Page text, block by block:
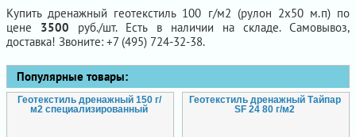
Купить дренажный геотекстиль 100 г/м2 (рулон 2х50 м.п) по
цене 3500 руб./шт. Есть в наличии на складе. Самовывоз,
доставка! Звоните: +7 (495) 724-32-38.
Популярные товары:
Геотекстиль дренажный 150 г/
м2 специализированный
Геотекстиль дренажный Тайпар
SF 24 80 г/м2